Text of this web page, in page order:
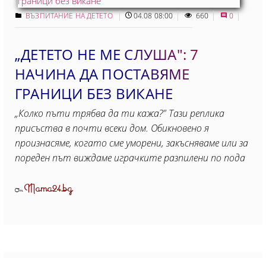
ВЪЗПИТАНИЕ НА ДЕТЕТО 04.08 08:00 660 0
„ДЕТЕТО НЕ МЕ СЛУША": 7
НАЧИНА ДА ПОСТАВЯМЕ
ГРАНИЦИ БЕЗ ВИКАНЕ
„Колко пъти трябва да ти кажа?" Тази реплика
присъства в почти всеки дом. Обикновено я
произнасяме, когато сме уморени, закъсняваме или за
пореден път виждаме играчките разпилени по пода
ОтMama24.bg